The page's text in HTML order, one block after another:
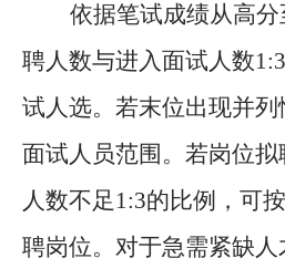
依据笔试成绩从高
聘人数与进入面试人数
试人选。若末位出现并
面试人员范围。若岗位
人数不足1:3的比例，可
聘岗位。对于急需紧缺